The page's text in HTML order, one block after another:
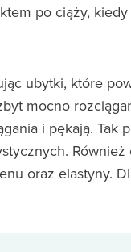
po ciąży,
ubytki, które
mocno
i pękają.
oraz elastyny.